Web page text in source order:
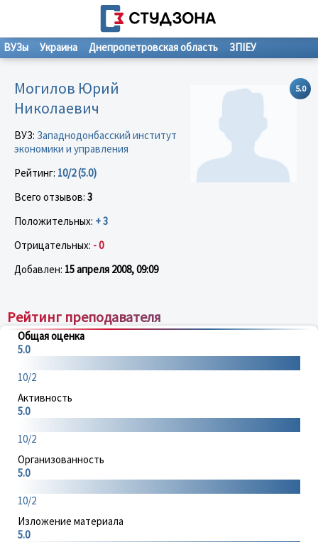
ВУЗы Украина Днепропетровская область ЗПIЕУ
5.0
Могилов Юрий
Николаевич
ВУЗ: Западнодонбасский институт
экономики и управления
Рейтинг: 10/2 (5.0)
Всего отзывов: 3
Положительных: + 3
Отрицательных: - 0
Добавлен: 15 апреля 2008, 09:09
Рейтинг преподавателя
Общая оценка
5.0
10/2
Активность
5.0
10/2
Организованность
5.0
10/2
Изложение материала
5.0